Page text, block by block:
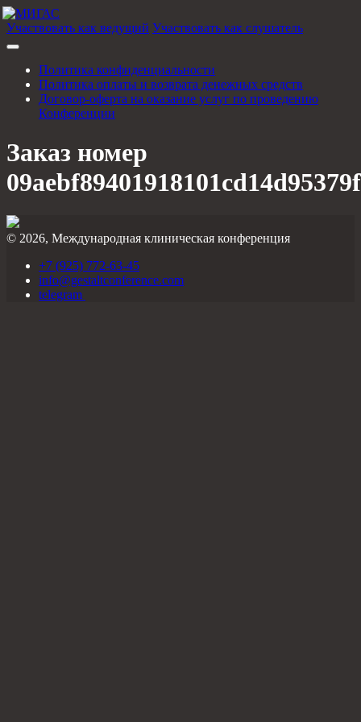
Участвовать как ведущий Участвовать как слушатель
Политика конфиденциальности
Политика оплаты и возврата денежных средств
Договор-оферта на оказание услуг по проведению
Конференции
Заказ номер
© 2026, Международная клиническая конференция
+7 (925) 772-63-45
info@gestaltconference.com
telegram